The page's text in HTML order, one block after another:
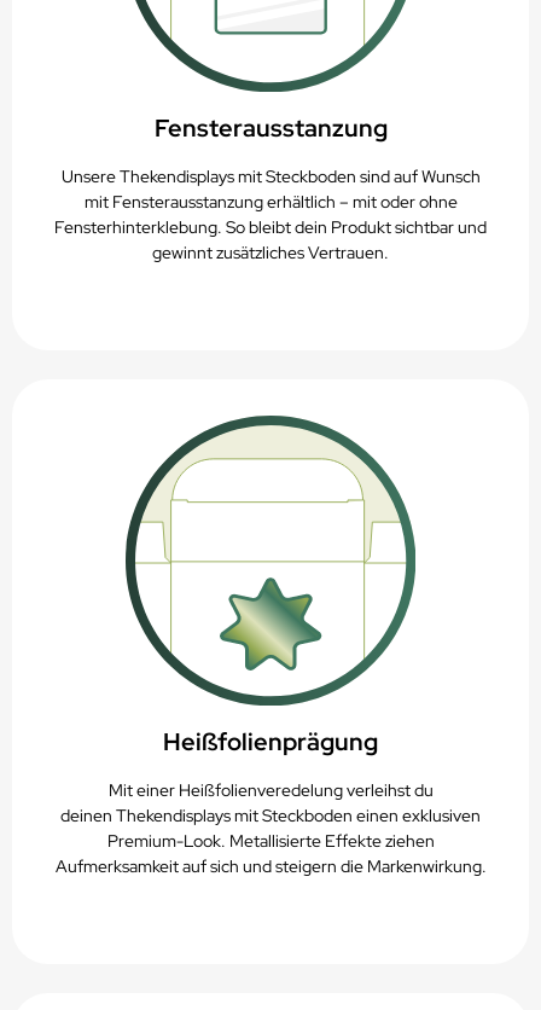
Fensterausstanzung
Unsere Thekendisplays mit Steckboden sind auf Wunsch
mit Fensterausstanzung erhältlich – mit oder ohne
Fensterhinterklebung. So bleibt dein Produkt sichtbar und
gewinnt zusätzliches Vertrauen.
Heißfolienprägung
Mit einer Heißfolienveredelung verleihst du
deinen Thekendisplays mit Steckboden einen exklusiven
Premium-Look. Metallisierte Effekte ziehen
Aufmerksamkeit auf sich und steigern die Markenwirkung.